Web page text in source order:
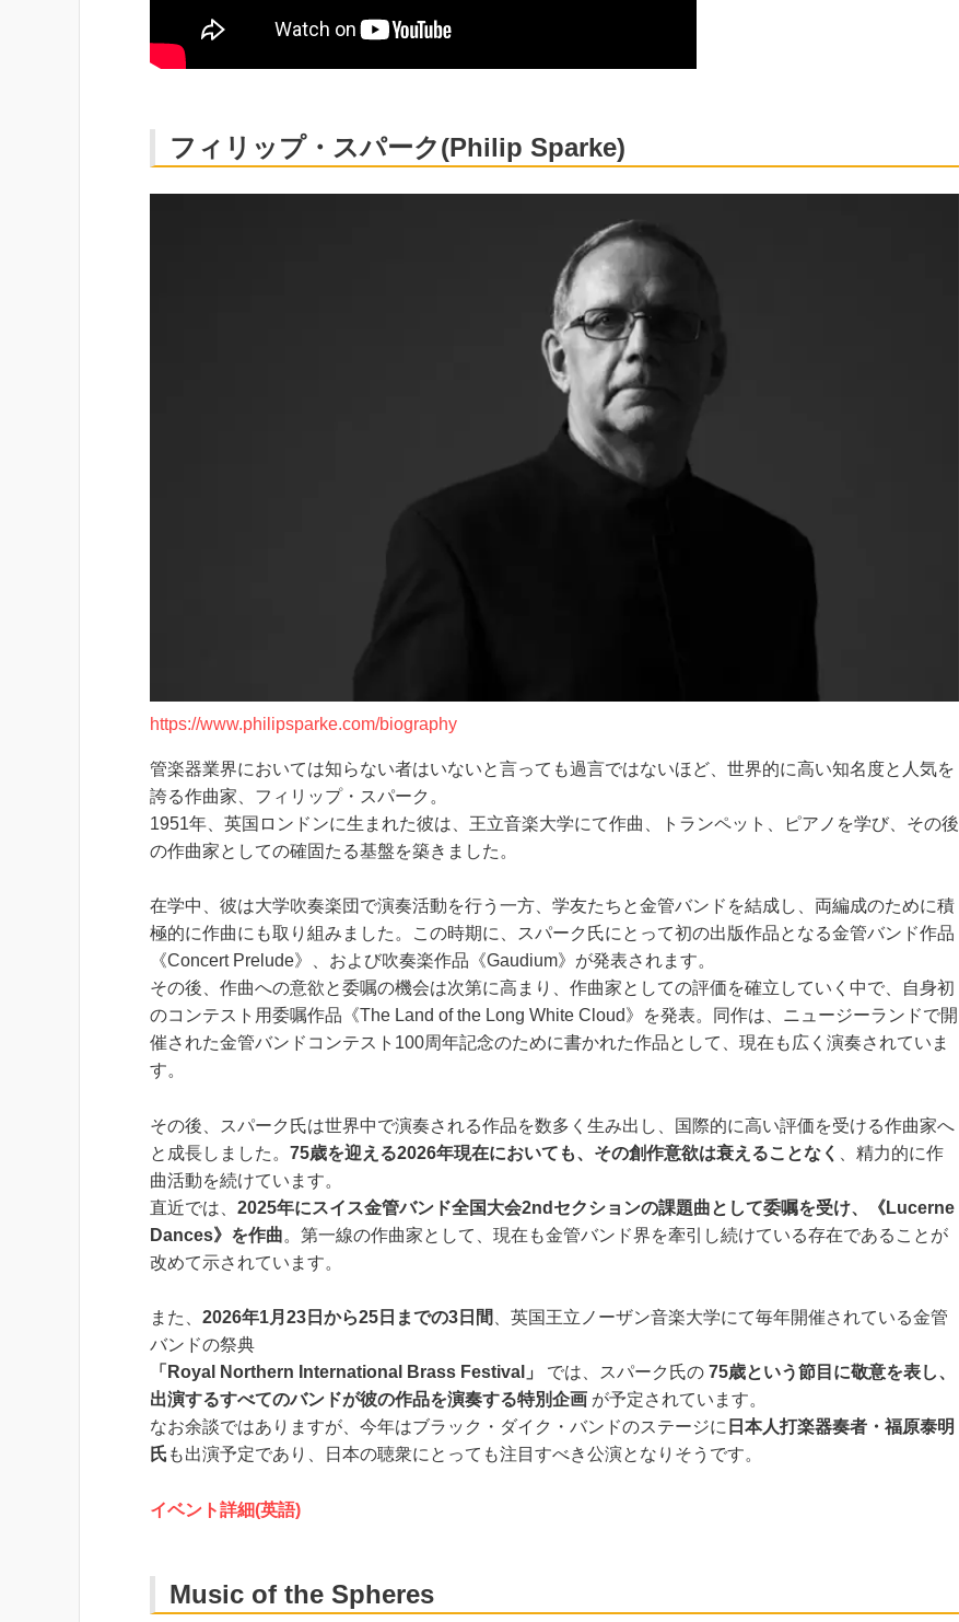
フィリップ・スパーク(Philip Sparke)
https://www.philipsparke.com/biography
管楽器業界においては知らない者はいないと言っても過言ではないほど、世界的に高い知名度と人気を
誇る作曲家、フィリップ・スパーク。
1951年、英国ロンドンに生まれた彼は、王立音楽大学にて作曲、トランペット、ピアノを学び、その後
の作曲家としての確固たる基盤を築きました。
在学中、彼は大学吹奏楽団で演奏活動を行う一方、学友たちと金管バンドを結成し、両編成のために積
極的に作曲にも取り組みました。この時期に、スパーク氏にとって初の出版作品となる金管バンド作品
《Concert Prelude》、および吹奏楽作品《Gaudium》が発表されます。
その後、作曲への意欲と委嘱の機会は次第に高まり、作曲家としての評価を確立していく中で、自身初
のコンテスト用委嘱作品《The Land of the Long White Cloud》を発表。同作は、ニュージーランドで開
催された金管バンドコンテスト100周年記念のために書かれた作品として、現在も広く演奏されていま
す。
その後、スパーク氏は世界中で演奏される作品を数多く生み出し、国際的に高い評価を受ける作曲家へ
と成長しました。 75歳を迎える2026年現在においても、その創作意欲は衰えることなく
、精力的に作
曲活動を続けています。
直近では、 2025年にスイス金管バンド全国大会2ndセクションの課題曲として委嘱を受け、《Lucerne
Dances》を作曲。第一線の作曲家として、現在も金管バンド界を牽引し続けている存在であることが
改めて示されています。
また、 2026年1月23日から25日までの3日間 、英国王立ノーザン音楽大学にて毎年開催されている金管
バンドの祭典
「Royal Northern International Brass Festival」
では、スパーク氏の 75歳という節目に敬意を表し、
出演するすべてのバンドが彼の作品を演奏する特別企画 が予定されています。
なお余談ではありますが、今年はブラック・ダイク・バンドのステージに 日本人打楽器奏者・福原泰明
氏 も出演予定であり、日本の聴衆にとっても注目すべき公演となりそうです。
イベント詳細(英語)
Music of the Spheres